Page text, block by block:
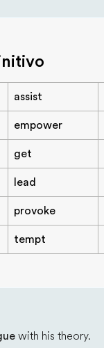
assist
empower
get
lead
provoke
tempt
with his theory.